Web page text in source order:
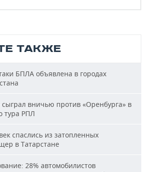
ТАКЖЕ
БПЛА объявлена в городах
сыграл вничью против «Оренбурга» в
тура РПЛ
спаслись из затопленных
в Татарстане
28% автомобилистов